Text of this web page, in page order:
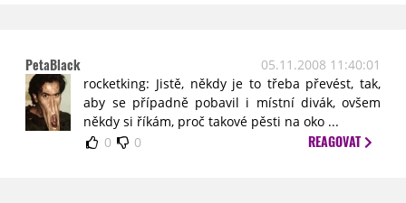
PetaBlack
05.11.2008 11:40:01
rocketking: Jistě, někdy je to třeba převést, tak,
aby se případně pobavil i místní divák, ovšem
někdy si říkám, proč takové pěsti na oko ...
0
0 REAGOVAT